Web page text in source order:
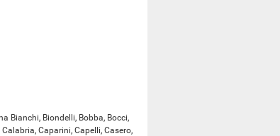
Bianchi, Biondelli, Bobba, Bocci,
Caparini, Capelli, Casero,